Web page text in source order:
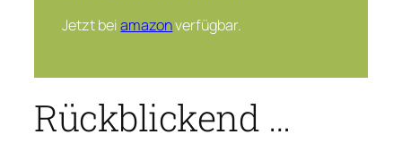
Jetzt beiamazonverfügbar.
Rückblickend …